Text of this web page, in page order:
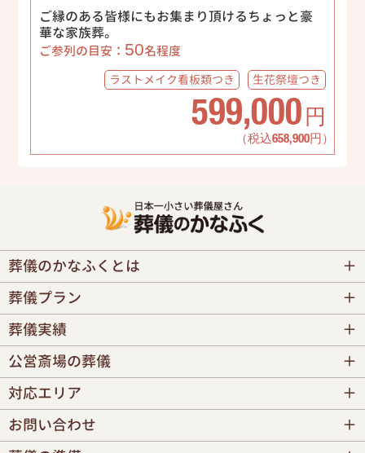
ご縁のある皆様にもお集まり頂けるちょっと豪
華な家族葬。
ご参列の目安： 50名程度
ラストメイク看板類つき 生花祭壇つき
599,000 円
（税込658,900円）
葬儀のかなふくとは
葬儀プラン
葬儀実績
公営斎場の葬儀
対応エリア
お問い合わせ